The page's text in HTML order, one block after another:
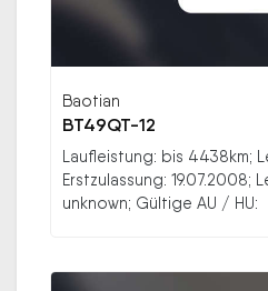
Baotian
BT49QT-12
Laufleistung: bis 4438km;
Erstzulassung: 19.07.2008;
unknown; Gültige AU / HU: